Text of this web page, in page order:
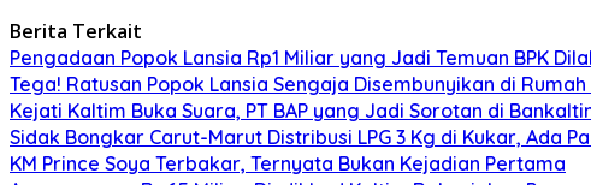
Berita Terkait
Pengadaan Popok Lansia Rp1 Miliar yang Jadi Temuan BPK
Tega! Ratusan Popok Lansia Sengaja Disembunyikan di
Kejati Kaltim Buka Suara, PT BAP yang Jadi Sorotan di
Sidak Bongkar Carut-Marut Distribusi LPG 3 Kg di Kukar, Ada
KM Prince Soya Terbakar, Ternyata Bukan Kejadian Pertama